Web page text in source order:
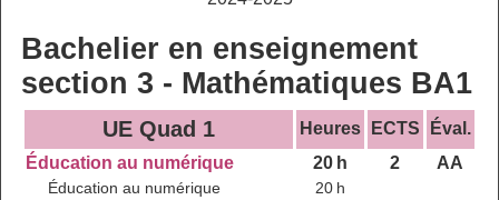
Bachelier en enseignement
section 3 - Mathématiques BA1
UE Quad 1 Heures ECTS
Éval.
Éducation au numérique
20 h 2 AA
Éducation au numérique 20 h